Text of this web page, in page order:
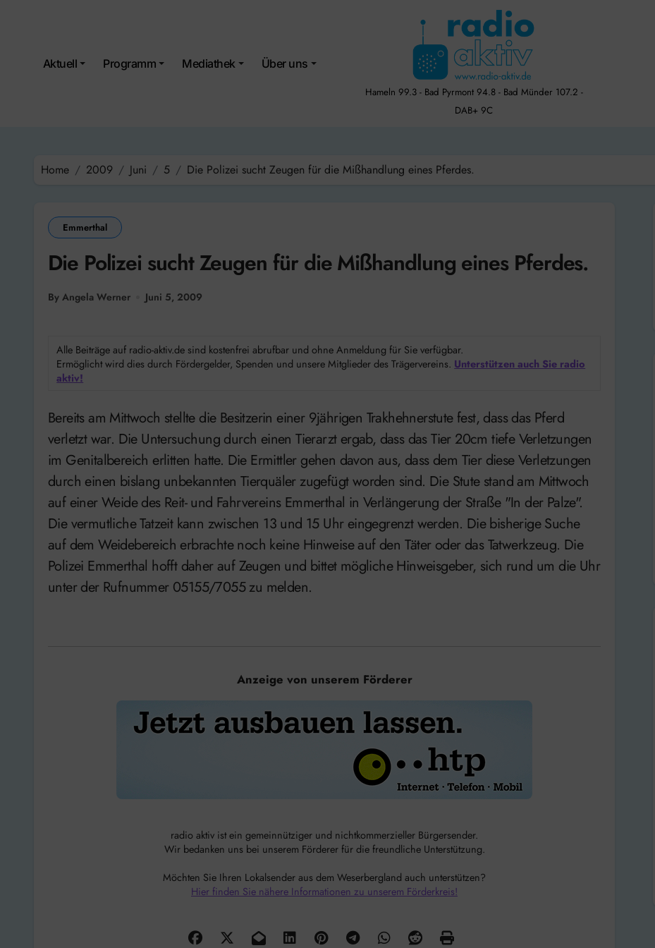
Aktuell Programm Mediathek Über uns
Hameln 99.3 - Bad Pyrmont 94.8 - Bad Münder 107.2 -
DAB+ 9C
Home 2009 Juni 5 Die Polizei sucht Zeugen für die Mißhandlung eines Pferdes.
Emmerthal
Die Polizei sucht Zeugen für die Mißhandlung eines Pferdes.
By Angela Werner Juni 5, 2009
Alle Beiträge auf radio-aktiv.de sind kostenfrei abrufbar und ohne Anmeldung für Sie verfügbar.
Ermöglicht wird dies durch Fördergelder, Spenden und unsere Mitglieder des Trägervereins. Unterstützen auch Sie radio
aktiv!
Bereits am Mittwoch stellte die Besitzerin einer 9jährigen Trakhehnerstute fest, dass das Pferd
verletzt war. Die Untersuchung durch einen Tierarzt ergab, dass das Tier 20cm tiefe Verletzungen
im Genitalbereich erlitten hatte. Die Ermittler gehen davon aus, dass dem Tier diese Verletzungen
durch einen bislang unbekannten Tierquäler zugefügt worden sind. Die Stute stand am Mittwoch
auf einer Weide des Reit- und Fahrvereins Emmerthal in Verlängerung der Straße "In der Palze".
Die vermutliche Tatzeit kann zwischen 13 und 15 Uhr eingegrenzt werden. Die bisherige Suche
auf dem Weidebereich erbrachte noch keine Hinweise auf den Täter oder das Tatwerkzeug. Die
Polizei Emmerthal hofft daher auf Zeugen und bittet mögliche Hinweisgeber, sich rund um die Uhr
unter der Rufnummer 05155/7055 zu melden.
Anzeige von unserem Förderer
radio aktiv ist ein gemeinnütziger und nichtkommerzieller Bürgersender.
Wir bedanken uns bei unserem Förderer für die freundliche Unterstützung.
Möchten Sie Ihren Lokalsender aus dem Weserbergland auch unterstützen?
Hier finden Sie nähere Informationen zu unserem Förderkreis!